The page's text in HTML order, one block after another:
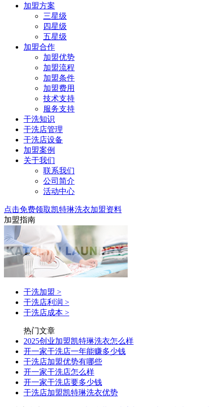
加盟方案
三星级
四星级
五星级
加盟合作
加盟优势
加盟流程
加盟条件
加盟费用
技术支持
服务支持
干洗知识
干洗店管理
干洗店设备
加盟案例
关于我们
联系我们
公司简介
活动中心
点击免费领取凯特琳洗衣加盟资料
加盟指南
干洗加盟 >
干洗店利润 >
干洗店成本 >
热门文章
2025创业加盟凯特琳洗衣怎么样
开一家干洗店一年能赚多少钱
干洗店加盟优势有哪些
开一家干洗店怎么样
开一家干洗店要多少钱
干洗店加盟凯特琳洗衣优势